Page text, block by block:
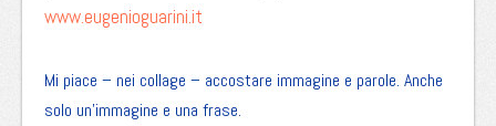
www.eugenioguarini.it
Mi piace – nei collage – accostare immagine e parole. Anche
solo un’immagine e una frase.